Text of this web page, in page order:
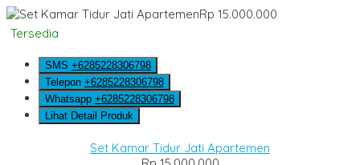
Rp 15.000.000
Tersedia
SMS +6285228306798
Telepon +6285228306798
Whatsapp +6285228306798
Lihat Detail Produk
Set Kamar Tidur Jati Apartemen